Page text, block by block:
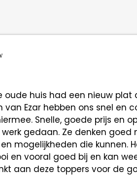
oude huis had een nieuw plat
van Ezar hebben ons snel en
Snelle, goede prijs en
gedaan. Ze denken goed
mogelijkheden die kunnen.
en vooral goed bij en kan
aan deze toppers voor de